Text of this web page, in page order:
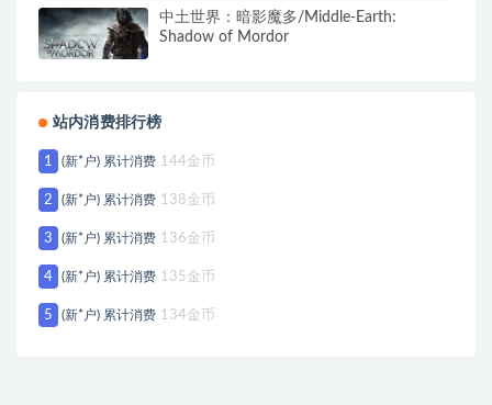
中土世界：暗影魔多/Middle-Earth:
Shadow of Mordor
站内消费排行榜
1 (新*户) 累计消费 144金币
2 (新*户) 累计消费 138金币
3 (新*户) 累计消费 136金币
4 (新*户) 累计消费 135金币
5 (新*户) 累计消费 134金币